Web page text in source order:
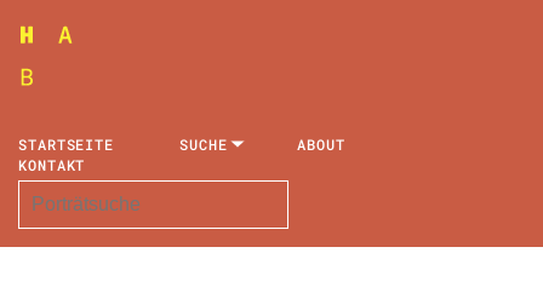
STARTSEITE SUCHE
ABOUT
KONTAKT